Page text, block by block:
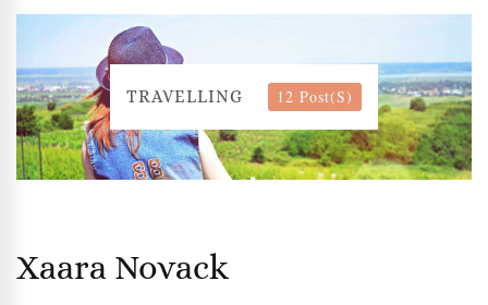
TRAVELLING 12 Post(s)
Xaara Novack